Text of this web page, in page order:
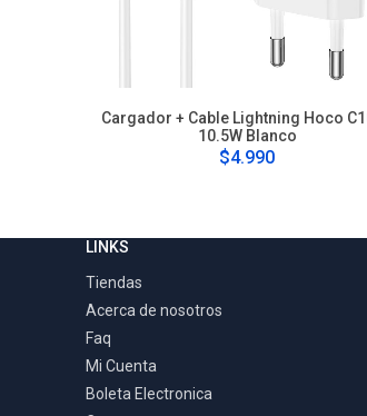
Cargador + Cable Lightning Hoco
10.5W Blanco
$4.990
LINKS
Tiendas
Acerca de nosotros
Faq
Mi Cuenta
Boleta Electronica